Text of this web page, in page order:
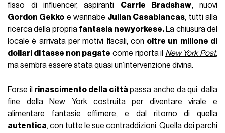
fisso di influencer, aspiranti Carrie Bradshaw, nuovi
Gordon Gekko e wannabe Julian Casablancas, tutti alla
ricerca della propria fantasia newyorkese.La chiusura del
locale è arrivata per motivi fiscali, con oltre un milione di
dollari di tasse non pagate come riporta il New York Post,
ma sembra essere stata quasi un’intervenzione divina.
Forse il rinascimento della città passa anche da qui: dalla
fine della New York costruita per diventare virale e
alimentare fantasie effimere, e dal ritorno di quella
autentica, con tutte le sue contraddizioni. Quella dei parchi